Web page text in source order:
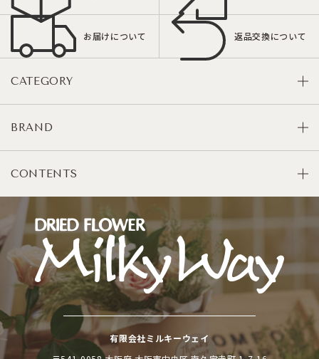
お届けについて 返品交換について
CATEGORY
BRAND
CONTENTS
有限会社ミルキーウェイ